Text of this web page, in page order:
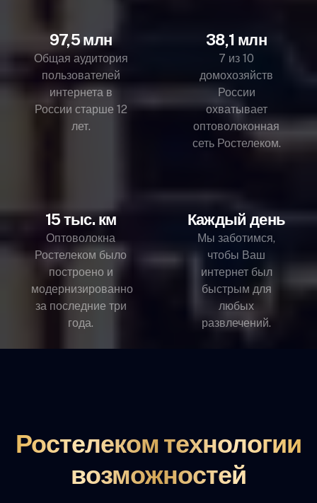
97,5 млн
Общая аудитория
пользователей
интернета в
России старше 12
лет.
38,1 млн
7 из 10
домохозяйств
России
охватывает
оптоволоконная
сеть Ростелеком.
15 тыс. км
Оптоволокна
Ростелеком было
построено и
модернизированно
за последние три
года.
Каждый день
Мы заботимся,
чтобы Ваш
интернет был
быстрым для
любых
развлечений.
Ростелеком технологии
возможностей